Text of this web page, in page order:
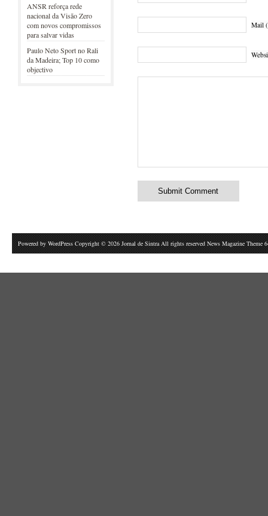
ANSR reforça rede
nacional da Visão Zero
com novos compromissos
para salvar vidas
Paulo Neto Sport no Rali
da Madeira; Top 10 como
objectivo
Mail
Powered by WordPress Copyright © 2026 Jornal de Sintra All rights reserved News Magazine Theme